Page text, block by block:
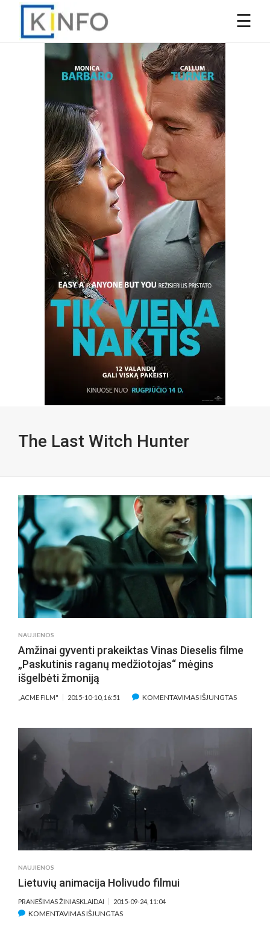
The Last Witch Hunter
NAUJIENOS
Amžinai gyventi prakeiktas Vinas Dieselis filme
„Paskutinis raganų medžiotojas“ mėgins
išgelbėti žmoniją
„ACME FILM" 2015-10-10, 16:51 KOMENTAVIMAS IŠJUNGTASĮRAŠE
IŠGELBĖTI
ŽMONIJĄ
NAUJIENOS
Lietuvių animacija Holivudo filmui
PRANEŠIMAS ŽINIASKLAIDAI 2015-09-24, 11:04
KOMENTAVIMAS IŠJUNGTASĮRAŠE